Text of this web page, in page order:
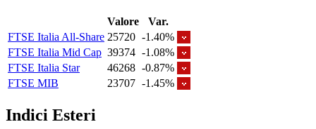
Valore
Var.
FTSE Italia All-Share 25720 -1.40%
FTSE Italia Mid Cap 39374 -1.08%
FTSE Italia Star
46268 -0.87%
FTSE MIB
23707 -1.45%
Indici Esteri